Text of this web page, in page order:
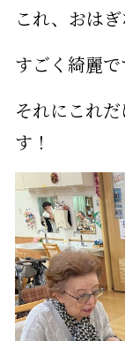
これ、おはぎ
すごく綺麗
それにこれ
す！